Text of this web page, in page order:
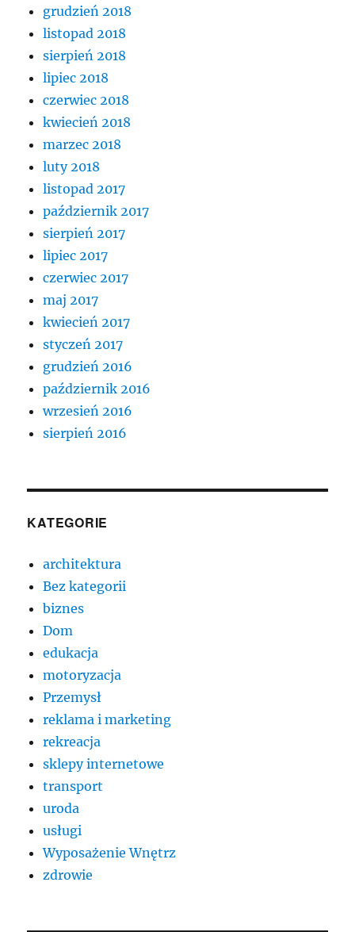
grudzień 2018
listopad 2018
sierpień 2018
lipiec 2018
czerwiec 2018
kwiecień 2018
marzec 2018
luty 2018
listopad 2017
październik 2017
sierpień 2017
lipiec 2017
czerwiec 2017
maj 2017
kwiecień 2017
styczeń 2017
grudzień 2016
październik 2016
wrzesień 2016
sierpień 2016
KATEGORIE
architektura
Bez kategorii
biznes
Dom
edukacja
motoryzacja
Przemysł
reklama i marketing
rekreacja
sklepy internetowe
transport
uroda
usługi
Wyposażenie Wnętrz
zdrowie